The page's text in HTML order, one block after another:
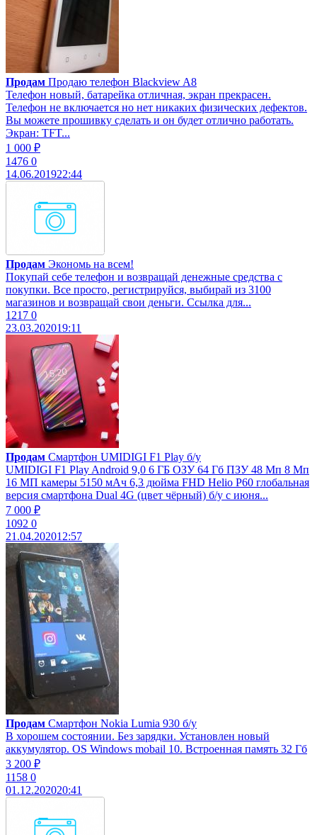
Продам Продаю телефон Blackview A8
Телефон новый, батарейка отличная, экран прекрасен.
Телефон не включается но нет никаких физических дефектов.
Вы можете прошивку сделать и он будет отлично работать.
Экран: TFT...
1 000 ₽
1476 0
14.06.201922:44
Продам Экономь на всем!
Покупай себе телефон и возвращай денежные средства с
покупки. Все просто, регистрируйся, выбирай из 3100
магазинов и возвращай свои деньги. Ссылка для...
1217 0
23.03.202019:11
Продам Смартфон UMIDIGI F1 Play б/у
UMIDIGI F1 Play Android 9,0 6 ГБ ОЗУ 64 Гб ПЗУ 48 Мп 8 Мп
16 МП камеры 5150 мАч 6,3 дюйма FHD Helio P60 глобальная
версия смартфона Dual 4G (цвет чёрный) б/у с июня...
7 000 ₽
1092 0
21.04.202012:57
Продам Смартфон Nokia Lumia 930 б/у
В хорошем состоянии. Без зарядки. Установлен новый
аккумулятор. OS Windows mobail 10. Встроенная память 32 Гб
3 200 ₽
1158 0
01.12.202020:41